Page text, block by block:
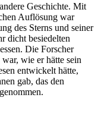
Geschichte. Mit
Auflösung war
des Sterns und seiner
dicht besiedelten
Die Forscher
wie er hätte sein
entwickelt hätte,
gab, das den